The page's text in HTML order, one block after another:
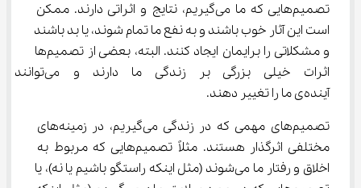
تصمیم‌هایی که ما می‌گیریم، نتایج و اثراتی دارند. ممکن
است این آثار خوب باشند و به نفع ما تمام شوند، یا بد باشند
و مشکلاتی را برایمان ایجاد کنند. البته، بعضی از تصمیم‌ها
اثرات خیلی بزرگی بر زندگی
آینده‌ی ما را تغییر دهند.
تصمیم‌های مهمی که در زندگی می‌گیریم، در زمینه‌های
مختلفی اثرگذار هستند. مثلاً تصمیم‌هایی که مربوط به
اخلاق و رفتار ما می‌شوند (مثل اینکه راستگو باشیم یا نه)، یا